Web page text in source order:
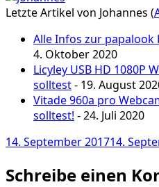
Letzte Artikel von Johannes (
Alle Infos zur papalook
4. Oktober 2020
Licyley USB HD 1080P
solltest- 19. August
Vitade 960a pro
solltest! - 24. Juli 2020
Veröffentlicht
14. September 201714.
Schreibe einen